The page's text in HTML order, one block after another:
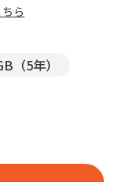
ちら
（5年）